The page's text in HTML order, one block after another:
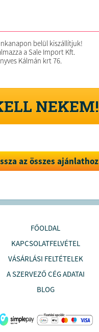
belül kiszállítjuk!
a Sale Import Kft.
Kálmán krt 76.
NEKEM!
az összes ajánlathoz
FŐOLDAL
KAPCSOLATFELVÉTEL
VÁSÁRLÁSI FELTÉTELEK
A SZERVEZŐ CÉG ADATAI
BLOG